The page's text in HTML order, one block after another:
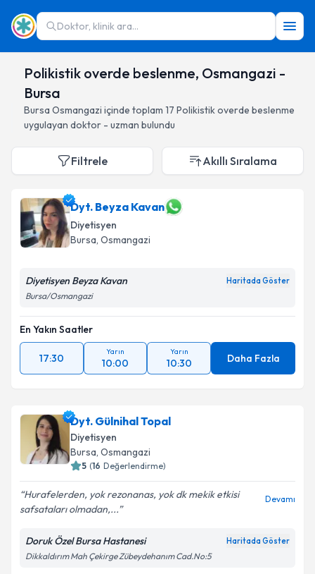
Doktor, klinik ara...
Polikistik overde beslenme, Osmangazi -
Bursa
Bursa Osmangazi içinde toplam 17 Polikistik overde beslenme
uygulayan doktor - uzman bulundu
Filtrele Akıllı Sıralama
Dyt. Beyza Kavan
Diyetisyen
Bursa, Osmangazi
Diyetisyen Beyza Kavan Haritada Göster
Bursa/Osmangazi
En Yakın Saatler
17:30
Yarın
10:00
Yarın
10:30 Daha Fazla
Dyt. Gülnihal Topal
Diyetisyen
Bursa, Osmangazi
5 (16 Değerlendirme)
Hurafelerden, yok rezonanas, yok dk mekik etkisi
safsataları olmadan,...
Devamı
Doruk Özel Bursa Hastanesi Haritada Göster
Dikkaldırım Mah Çekirge Zübeydehanım Cad.No:5